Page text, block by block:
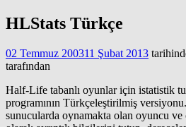
HLStats Türkçe
02 Temmuz 200311 Şubat 2013
tarafından
Half-Life tabanlı oyunlar için istatistik
programının Türkçeleştirilmiş
sunucularda oynamakta olan oyuncu ve